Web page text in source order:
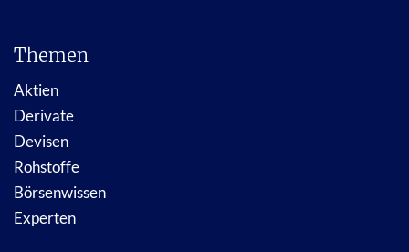
Themen
Aktien
Derivate
Devisen
Rohstoffe
Börsenwissen
Experten